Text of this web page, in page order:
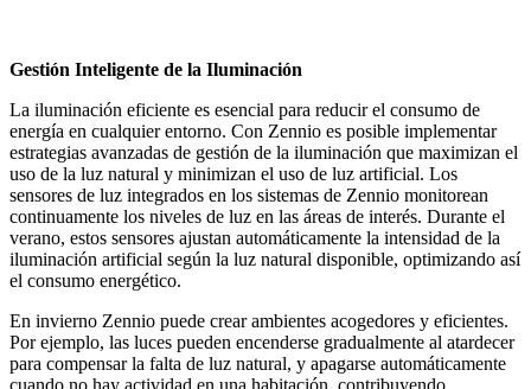
Gestión Inteligente de la Iluminación
La iluminación eficiente es esencial para reducir el consumo de
energía en cualquier entorno. Con Zennio es posible implementar
estrategias avanzadas de gestión de la iluminación que maximizan el
uso de la luz natural y minimizan el uso de luz artificial. Los
sensores de luz integrados en los sistemas de Zennio monitorean
continuamente los niveles de luz en las áreas de interés. Durante el
verano, estos sensores ajustan automáticamente la intensidad de la
iluminación artificial según la luz natural disponible, optimizando así
el consumo energético.
En invierno Zennio puede crear ambientes acogedores y eficientes.
Por ejemplo, las luces pueden encenderse gradualmente al atardecer
para compensar la falta de luz natural, y apagarse automáticamente
cuando no hay actividad en una habitación, contribuyendo